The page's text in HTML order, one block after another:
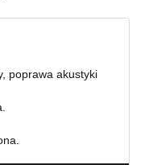
poprawa akustyki